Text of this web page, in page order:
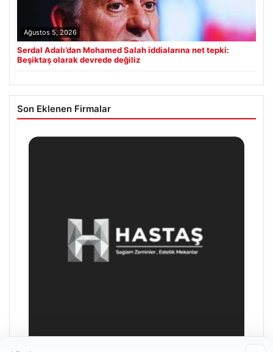
Ağustos 5, 2026
Serdal Adalı’dan Mohamed Salah iddialarına net tepki:
Beşiktaş olarak devrede değiliz
Son Eklenen Firmalar